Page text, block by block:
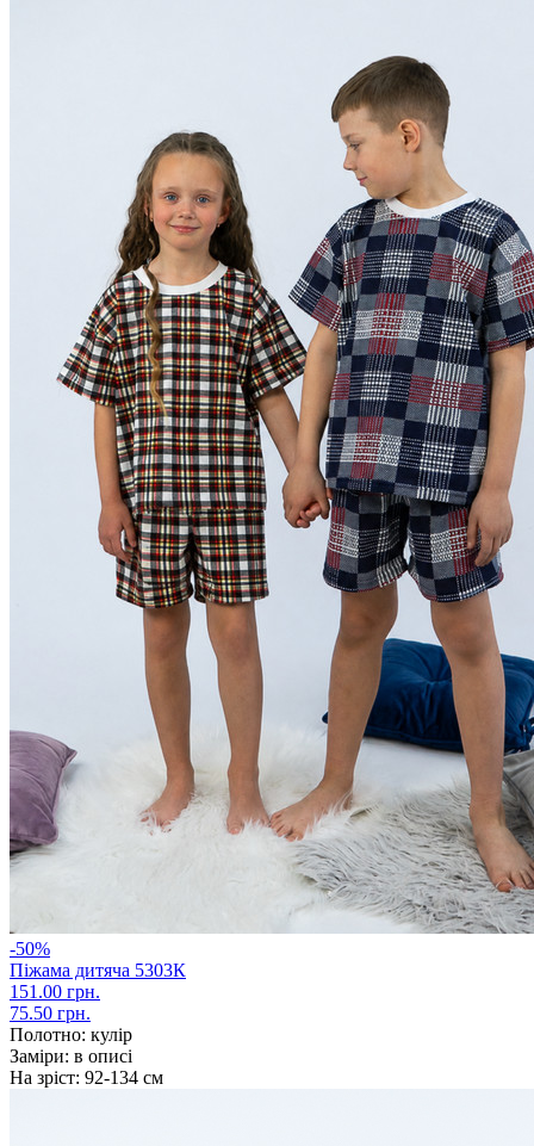
-50%
Піжама дитяча 5303К
151.00 грн.
75.50 грн.
Полотно: кулір
Заміри: в описі
На зріст: 92-134 см